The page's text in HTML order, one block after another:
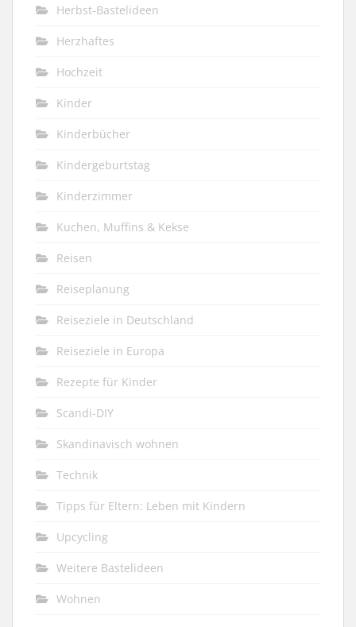
Herbst-Bastelideen
Herzhaftes
Hochzeit
Kinder
Kinderbücher
Kindergeburtstag
Kinderzimmer
Kuchen, Muffins & Kekse
Reisen
Reiseplanung
Reiseziele in Deutschland
Reiseziele in Europa
Rezepte für Kinder
Scandi-DIY
Skandinavisch wohnen
Technik
Tipps für Eltern: Leben mit Kindern
Upcycling
Weitere Bastelideen
Wohnen